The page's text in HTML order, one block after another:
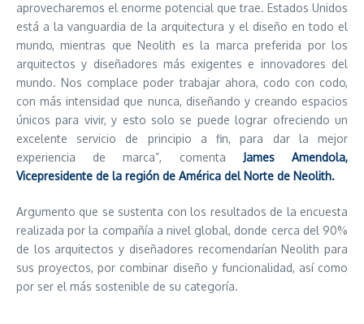
aprovecharemos el enorme potencial que trae. Estados Unidos
está a la vanguardia de la arquitectura y el diseño en todo el
mundo, mientras que Neolith es la marca preferida por los
arquitectos y diseñadores más exigentes e innovadores del
mundo. Nos complace poder trabajar ahora, codo con codo,
con más intensidad que nunca, diseñando y creando espacios
únicos para vivir, y esto solo se puede lograr ofreciendo un
excelente servicio de principio a fin, para dar la mejor
experiencia de marca”, comenta James Amendola,
Vicepresidente de la región de América del Norte de Neolith.
Argumento que se sustenta con los resultados de la encuesta
realizada por la compañía a nivel global, donde cerca del 90%
de los arquitectos y diseñadores recomendarían Neolith para
sus proyectos, por combinar diseño y funcionalidad, así como
por ser el más sostenible de su categoría.